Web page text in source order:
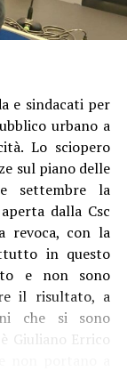
e sindacati per
urbano a
Lo sciopero
sul piano delle
settembre la
dalla Csc
revoca, con la
in questo
e non sono
il risultato, a
che si sono
Giuliano Errico